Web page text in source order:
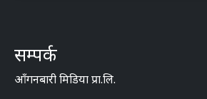
सम्पर्क
आँगनबारी मिडिया प्रा.लि.